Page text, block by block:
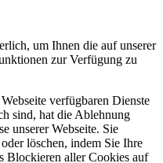
um Ihnen die auf unserer
zur Verfügung zu
verfügbaren Dienste
sind, hat die Ablehnung
unserer Webseite. Sie
löschen, indem Sie Ihre
Blockieren aller Cookies auf